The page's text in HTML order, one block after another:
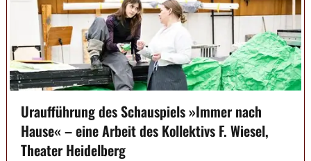
Uraufführung des Schauspiels »Immer nach
Hause« – eine Arbeit des Kollektivs F. Wiesel,
Theater Heidelberg